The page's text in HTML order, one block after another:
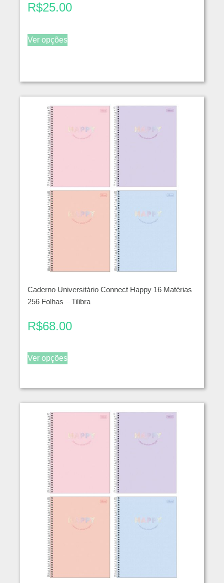
R$25.00
Ver opções
Caderno Universitário Connect Happy 16 Matérias
256 Folhas – Tilibra
R$68.00
Ver opções